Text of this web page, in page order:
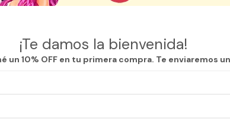
¡Te damos la bienvenida!
10% OFF en tu primera compra. Te enviaremos